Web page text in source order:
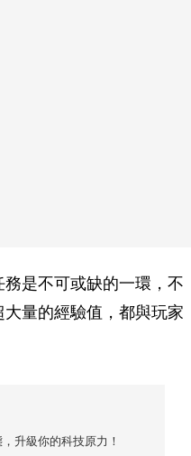
是不可或缺的一環，不
量的經驗值，都與玩家
升級你的科技原力！